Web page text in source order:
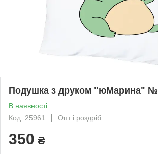
Подушка з друком "юМарина"
В наявності
Код: 25961
Опт і роздріб
350 ₴